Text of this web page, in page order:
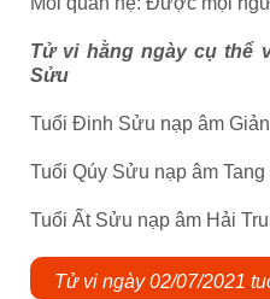
Tử vi hằng ngày cụ thể
Sửu
Tuổi Đinh Sửu nạp âm
Tuổi Qúy Sửu nạp âm
Tuổi Ất Sửu nạp âm Hải
Tử vi ngày 02/07/2021